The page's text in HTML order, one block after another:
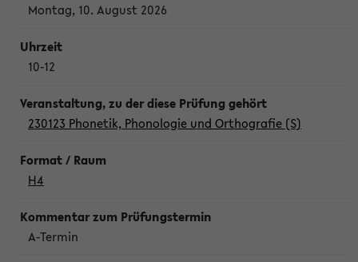
Montag, 10. August 2026
10-12
230123 Phonetik, Phonologie und Orthografie (S)
H4
A-Termin